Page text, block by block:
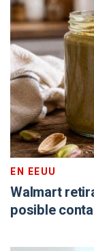
EN EEUU
Walmart
posible